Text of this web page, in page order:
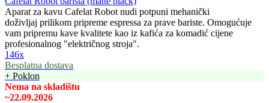
Aparat za kavu Cafelat Robot nudi potpuni mehanički
doživljaj prilikom pripreme espressa za prave bariste. Omogućuje
vam pripremu kave kvalitete kao iz kafića za komadić cijene
profesionalnog "električnog stroja".
146x
Besplatna dostava
+ Poklon
Nema na skladištu
~22.09.2026